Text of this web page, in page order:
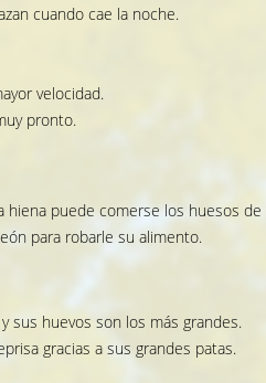
cuando cae la noche.
velocidad.
pronto.
hiena puede comerse los huesos
para robarle su alimento.
sus huevos son los más grandes.
gracias a sus grandes patas.